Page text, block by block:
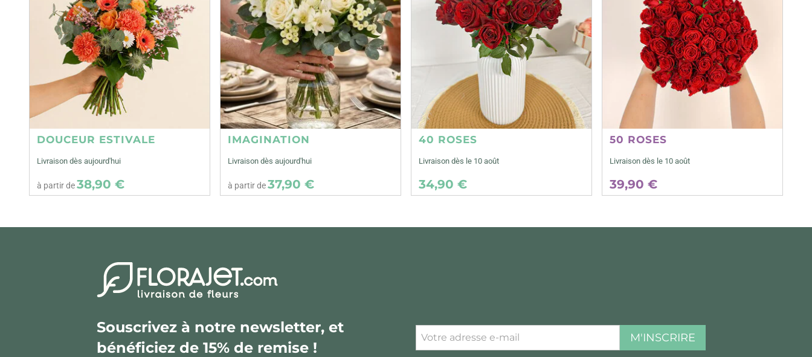
DOUCEUR ESTIVALE
Livraison dès aujourd'hui
à partir de38,90 €
IMAGINATION
Livraison dès aujourd'hui
à partir de37,90 €
40 ROSES
Livraison dès le 10 août
34,90 €
50 ROSES
Livraison dès le 10 août
39,90 €
Souscrivez à notre newsletter, et
bénéficiez de 15% de remise !
M'INSCRIRE